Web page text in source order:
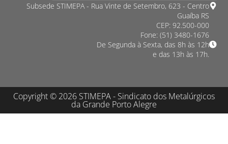
Subsede STIMEPA - Rua Vinte de Setembro, 623 - Centro
Guaíba RS
CEP: 92.500-000
Fone: (51) 3480-1676
De Segunda à Sexta, das 8h às 12h
e das 13h às 17h.
Copyright © 2026 STIMEPA - Sindicato dos Metalúrgicos
da Grande Porto Alegre